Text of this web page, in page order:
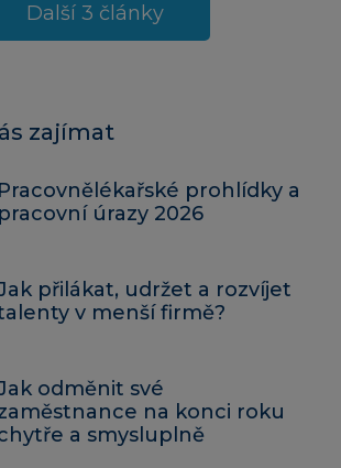
Další 3 články
zajímat
Pracovnělékařské prohlídky a
pracovní úrazy 2026
přilákat, udržet a rozvíjet
v menší firmě?
odměnit své
na konci roku
a smysluplně